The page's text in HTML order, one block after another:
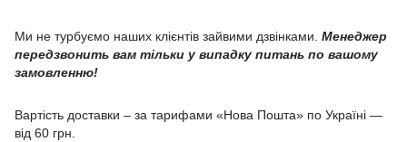
Ми не турбуємо наших клієнтів зайвими дзвінками. Менеджер
передзвонить вам тільки у випадку питань по вашому
замовленню!
Вартість доставки – за тарифами «Нова Пошта» по Україні —
від 60 грн.